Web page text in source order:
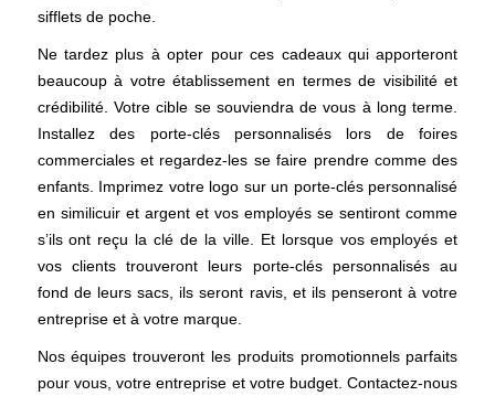
sifflets de poche.
Ne tardez plus à opter pour ces cadeaux qui apporteront
beaucoup à votre établissement en termes de visibilité et
crédibilité. Votre cible se souviendra de vous à long terme.
Installez des porte-clés personnalisés lors de foires
commerciales et regardez-les se faire prendre comme des
enfants. Imprimez votre logo sur un porte-clés personnalisé
en similicuir et argent et vos employés se sentiront comme
s’ils ont reçu la clé de la ville. Et lorsque vos employés et
vos clients trouveront leurs porte-clés personnalisés au
fond de leurs sacs, ils seront ravis, et ils penseront à votre
entreprise et à votre marque.
Nos équipes trouveront les produits promotionnels parfaits
pour vous, votre entreprise et votre budget. Contactez-nous